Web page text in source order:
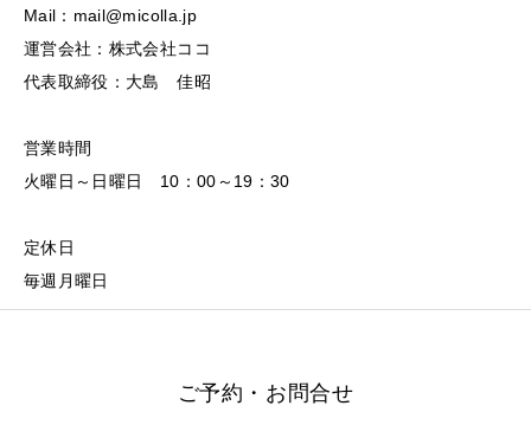
Mail：mail@micolla.jp
運営会社：株式会社ココ
代表取締役：大島 佳昭
営業時間
火曜日～日曜日 10：00～19：30
定休日
毎週月曜日
ご予約・お問合せ